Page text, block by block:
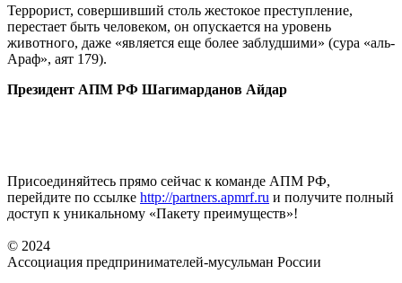
Террорист, совершивший столь жестокое преступление,
перестает быть человеком, он опускается на уровень
животного, даже «является еще более заблудшими» (сура «аль-
Араф», аят 179).
Президент АПМ РФ Шагимарданов Айдар
Присоединяйтесь прямо сейчас к команде АПМ РФ,
перейдите по ссылке http://partners.apmrf.ru и получите полный
доступ к уникальному «Пакету преимуществ»!
© 2024
Ассоциация предпринимателей-мусульман России